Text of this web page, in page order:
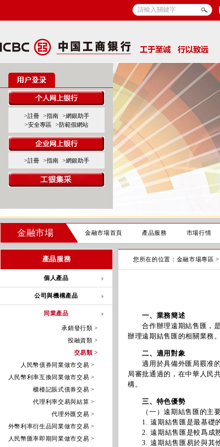
>註冊 >指南
>網銀助手
>安全專區
>防範假網站
>註冊 >指南 >網銀助手
金融市場 金融市場首頁 產品服務 市場行情
產品服務
個人產品
公司與機構產品
同業產品
承銷發行類 >
投融資類 >
交易類 >
人民幣債券同業做市交易 >
人民幣利率互換同業做市交易 >
櫃檯記賬式債券交易 >
代理利率交易與結算 >
代理外匯交易 >
外幣利率衍生品同業做市交易 >
人民幣匯率即期同業做市交易 >
您所在的位置： 金融市場專區
一、業務簡述
合作辦理遠期結售匯，是
辦理遠期結售匯的相關業務
二、適用對象
適用於具備外匯局覈准的
局審批通過的，在中華人民
構。
三、特色優勢
（一）遠期結售匯的主
1. 遠期結售匯是最基礎的
2. 遠期結售匯是較爲成熟
3. 遠期結售匯易於與其他